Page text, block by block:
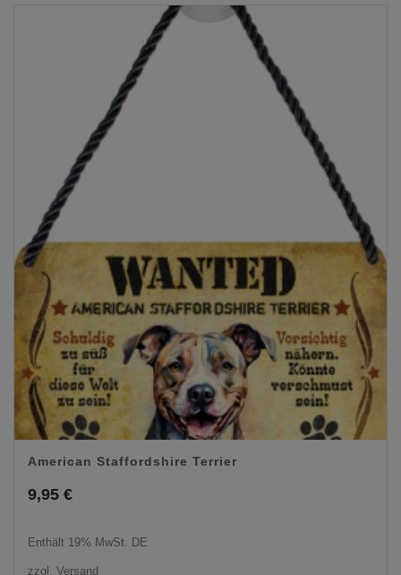
American Staffordshire Terrier
9,95 €
Enthält 19% MwSt. DE
zzgl. Versand